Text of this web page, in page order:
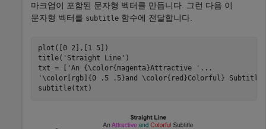
마크업이 포함된 문자형 벡터를 만듭니다. 그런 다음 이
문자형 벡터를 subtitle 함수에 전달합니다.
plot([0 2],[1 5])
title( 'Straight Line' )
txt = [
'An {\color{magenta}Attractive ' ...
'\color[rgb]{0 .5 .5}and \color{red}Colorful} Subtitle'
subtitle(txt)